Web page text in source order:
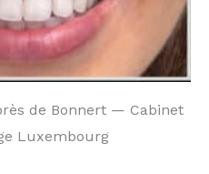
de Bonnert — Cabinet
Luxembourg